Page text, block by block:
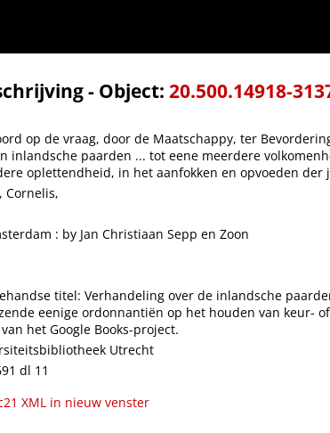
ter Bevordering van den Landbouw, te Amsterdam ...
of wel door eene meerdere oplettendheid, in het aanfokken en
- Object: 20.500.14918-
op de vraag, door de Maatschappy, ter
inlandsche paarden ... tot eene meerdere
oplettendheid, in het aanfokken en opvoeden der
Cornelis,
: by Jan Christiaan Sepp en Zoon
titel: Verhandeling over de inlandsche
eenige ordonnantiën op het houden van keur-
het Google Books-project.
Utrecht
dl 11
XML in nieuw venster